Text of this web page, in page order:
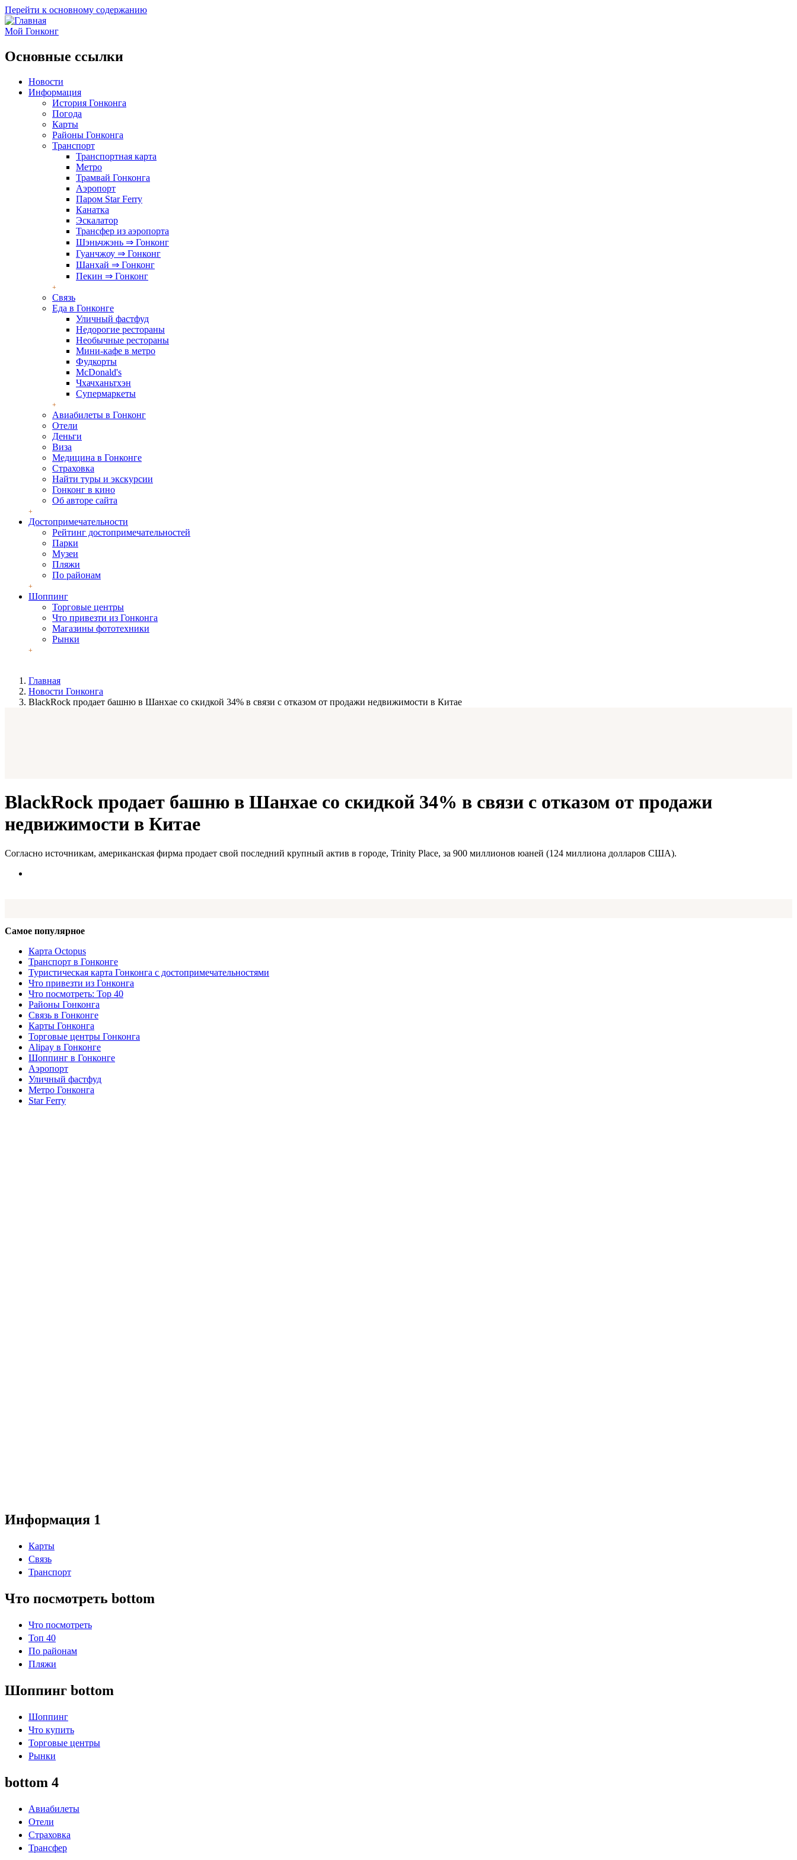
Перейти к основному содержанию
Мой Гонконг
Основные ссылки
Новости
Информация
История Гонконга
Погода
Карты
Районы Гонконга
Транспорт
Транспортная карта
Метро
Трамвай Гонконга
Аэропорт
Паром Star Ferry
Канатка
Эскалатор
Трансфер из аэропорта
Шэньчжэнь ⇒ Гонконг
Гуанчжоу ⇒ Гонконг
Шанхай ⇒ Гонконг
Пекин ⇒ Гонконг
Связь
Еда в Гонконге
Уличный фастфуд
Недорогие рестораны
Необычные рестораны
Мини-кафе в метро
Фудкорты
McDonald's
Чхачханьтхэн
Супермаркеты
Авиабилеты в Гонконг
Отели
Деньги
Виза
Медицина в Гонконге
Страховка
Найти туры и экскурсии
Гонконг в кино
Об авторе сайта
Достопримечательности
Рейтинг достопримечательностей
Парки
Музеи
Пляжи
По районам
Шоппинг
Торговые центры
Что привезти из Гонконга
Магазины фототехники
Рынки
Главная
Новости Гонконга
BlackRock продает башню в Шанхае со скидкой 34% в связи с отказом от продажи недвижимости в Китае
BlackRock продает башню в Шанхае со скидкой 34% в связи с отказом от продажи
недвижимости в Китае
Согласно источникам, американская фирма продает свой последний крупный актив в городе, Trinity Place, за 900 миллионов юаней (124 миллиона долларов США).
Самое популярное
Карта Octopus
Транспорт в Гонконге
Туристическая карта Гонконга с достопримечательностями
Что привезти из Гонконга
Что посмотреть: Top 40
Районы Гонконга
Связь в Гонконге
Карты Гонконга
Торговые центры Гонконга
Alipay в Гонконге
Шоппинг в Гонконге
Аэропорт
Уличный фастфуд
Метро Гонконга
Star Ferry
Информация 1
Карты
Связь
Транспорт
Что посмотреть bottom
Что посмотреть
Топ 40
По районам
Пляжи
Шоппинг bottom
Шоппинг
Что купить
Торговые центры
Рынки
bottom 4
Авиабилеты
Отели
Страховка
Трансфер